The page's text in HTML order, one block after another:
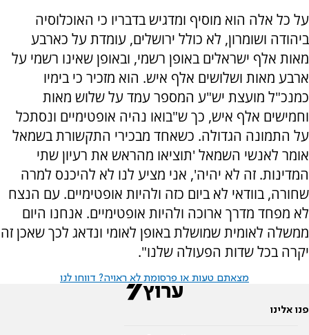
על כל אלה הוא מוסיף ומדגיש בדבריו כי האוכלוסיה
ביהודה ושומרון, לא כולל ירושלים, עומדת על כארבע
מאות אלף ישראלים באופן רשמי, ובאופן שאינו רשמי על
ארבע מאות ושלושים אלף איש. הוא מזכיר כי בימיו
כמנכ"ל מועצת יש"ע המספר עמד על שלוש מאות
וחמישים אלף איש, כך ש"בואו נהיה אופטימיים ונסתכל
על התמונה הגדולה. כשאחד מבכירי התקשורת בשמאל
אומר לאנשי השמאל 'תוציאו מהראש את רעיון שתי
המדינות. זה לא יהיה', אני מציע לנו לא להיכנס למרה
שחורה, בוודאי לא ביום כזה ולהיות אופטימיים. עם הנצח
לא מפחד מדרך ארוכה ולהיות אופטימיים. אנחנו היום
ממשלה לאומית שמושלת באופן לאומי ונדאג לכך שאכן זה
יקרה בכל שדות הפעולה שלנו".
מצאתם טעות או פרסומת לא ראויה? דווחו לנו
פנו אלינו